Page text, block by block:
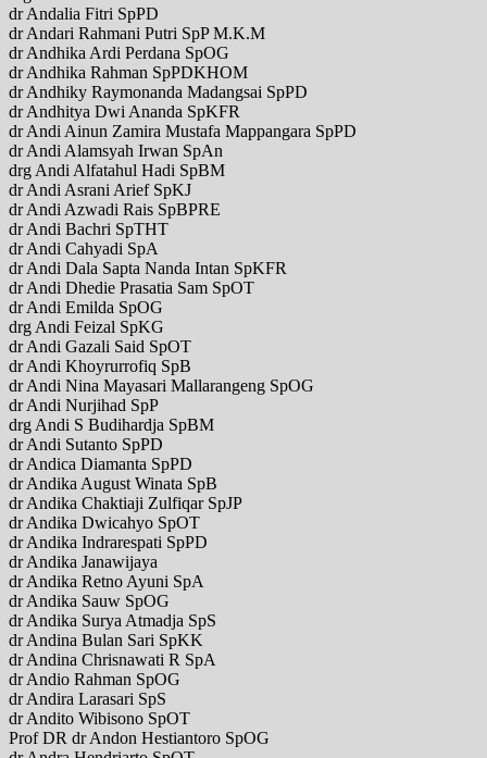
dr Andalia Fitri SpPD
dr Andari Rahmani Putri SpP M.K.M
dr Andhika Ardi Perdana SpOG
dr Andhika Rahman SpPDKHOM
dr Andhiky Raymonanda Madangsai SpPD
dr Andhitya Dwi Ananda SpKFR
dr Andi Ainun Zamira Mustafa Mappangara SpPD
dr Andi Alamsyah Irwan SpAn
drg Andi Alfatahul Hadi SpBM
dr Andi Asrani Arief SpKJ
dr Andi Azwadi Rais SpBPRE
dr Andi Bachri SpTHT
dr Andi Cahyadi SpA
dr Andi Dala Sapta Nanda Intan SpKFR
dr Andi Dhedie Prasatia Sam SpOT
dr Andi Emilda SpOG
drg Andi Feizal SpKG
dr Andi Gazali Said SpOT
dr Andi Khoyrurrofiq SpB
dr Andi Nina Mayasari Mallarangeng SpOG
dr Andi Nurjihad SpP
drg Andi S Budihardja SpBM
dr Andi Sutanto SpPD
dr Andica Diamanta SpPD
dr Andika August Winata SpB
dr Andika Chaktiaji Zulfiqar SpJP
dr Andika Dwicahyo SpOT
dr Andika Indrarespati SpPD
dr Andika Janawijaya
dr Andika Retno Ayuni SpA
dr Andika Sauw SpOG
dr Andika Surya Atmadja SpS
dr Andina Bulan Sari SpKK
dr Andina Chrisnawati R SpA
dr Andio Rahman SpOG
dr Andira Larasari SpS
dr Andito Wibisono SpOT
Prof DR dr Andon Hestiantoro SpOG